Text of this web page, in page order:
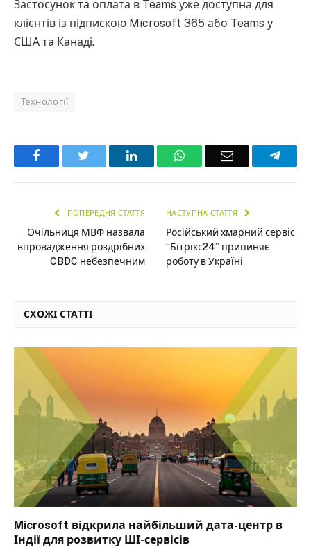
Застосунок та оплата в Teams уже доступна для
клієнтів із підпискою Microsoft 365 або Teams у
США та Канаді.
Технології
Facebook LinkedInWhatsAppEmail
ПОПЕРЕДНЯ СТАТТЯ
Очільниця МВФ назвала
впровадження роздрібних
CBDC небезпечним
НАСТУПНА СТАТТЯ
Російський хмарний сервіс
“Бітрікс24” припиняє
роботу в Україні
СХОЖІ СТАТТІ
Microsoft відкрила найбільший дата-центр в
Індії для розвитку ШІ-сервісів